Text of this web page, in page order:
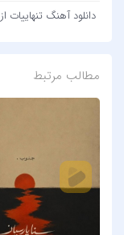
دانلود آهنگ تنهاییات از
مطالب مرتبط